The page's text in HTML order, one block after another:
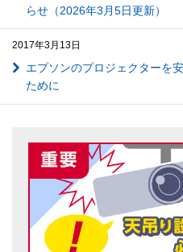
らせ（2026年3月5日更新）
2017年3月13日
エプソンのプロジェクターを
ために